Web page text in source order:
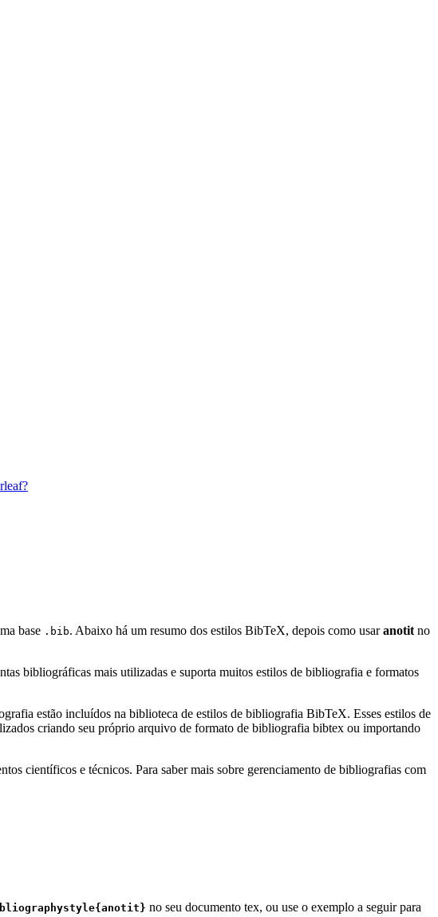
base .bib. Abaixo há um resumo dos estilos BibTeX, depois como usaranotit no
bibliográficas mais utilizadas e suporta muitos estilos de bibliografia e formatos
estão incluídos na biblioteca de estilos de bibliografia BibTeX. Esses estilos de
criando seu próprio arquivo de formato de bibliografia bibtex ou importando
científicos e técnicos. Para saber mais sobre gerenciamento de bibliografias com
no seu documento tex, ou use o exemplo a seguir para